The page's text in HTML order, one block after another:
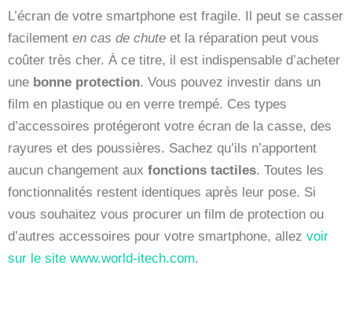
L’écran de votre smartphone est fragile. Il peut se casser
facilement en cas de chute et la réparation peut vous
coûter très cher. À ce titre, il est indispensable d’acheter
une bonne protection. Vous pouvez investir dans un
film en plastique ou en verre trempé. Ces types
d’accessoires protégeront votre écran de la casse, des
rayures et des poussières. Sachez qu’ils n’apportent
aucun changement aux fonctions tactiles. Toutes les
fonctionnalités restent identiques après leur pose. Si
vous souhaitez vous procurer un film de protection ou
d’autres accessoires pour votre smartphone, allez voir
sur le site www.world-itech.com.